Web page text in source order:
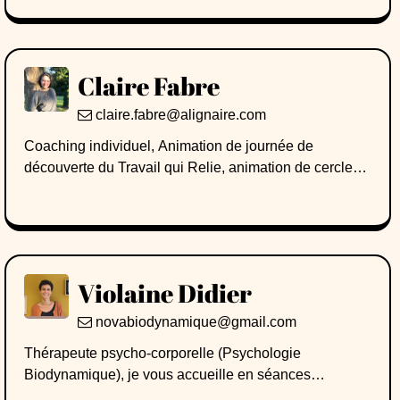
individuelles, j'anime des ateliers, conférences et
formations.
Claire Fabre
claire.fabre@alignaire.com
Coaching individuel, Animation de journée de
découverte du Travail qui Relie, animation de cercles
Récits, conférence de sensiblisation sur l'éco-anxiété
Violaine Didier
novabiodynamique@gmail.com
Thérapeute psycho-corporelle (Psychologie
Biodynamique), je vous accueille en séances